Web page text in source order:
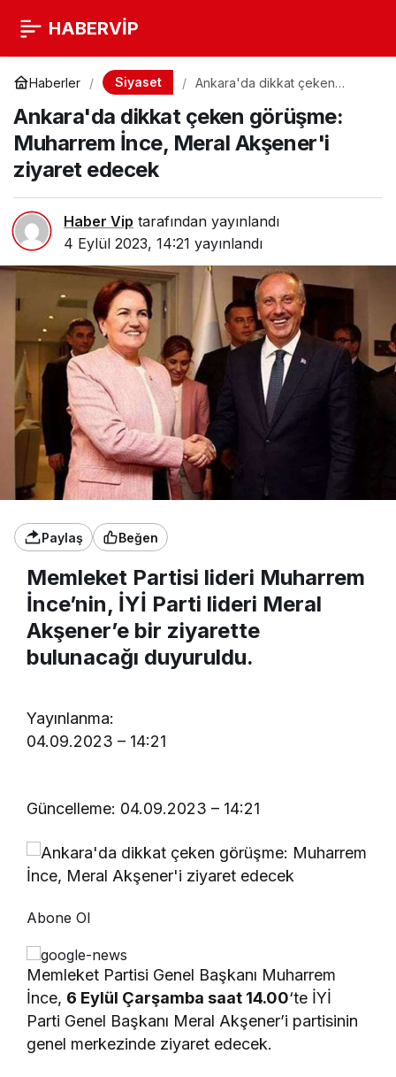
HABERVİP
Haberler Siyaset
Ankara'da dikkat çeken
Meral Akşener'i ziyaret
edecek
Ankara'da dikkat çeken görüşme:
Muharrem İnce, Meral Akşener'i
ziyaret edecek
Haber Vip tarafından yayınlandı
4 Eylül 2023, 14:21 yayınlandı
Paylaş Beğen
Memleket Partisi lideri Muharrem
İnce’nin, İYİ Parti lideri Meral
Akşener’e bir ziyarette
bulunacağı duyuruldu.
Yayınlanma:
04.09.2023 – 14:21
Güncelleme: 04.09.2023 – 14:21
Abone Ol
Memleket Partisi Genel Başkanı Muharrem
İnce, 6 Eylül Çarşamba saat 14.00‘te İYİ
Parti Genel Başkanı Meral Akşener’i partisinin
genel merkezinde ziyaret edecek.